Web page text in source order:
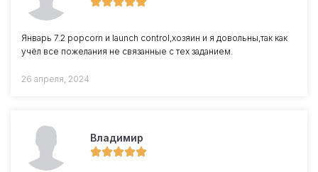
Январь 7.2 popcorn и launch control,хозяин и я довольны,так как
учёл все пожелания не связанные с тех заданием.
26 апреля, 2024
Владимир